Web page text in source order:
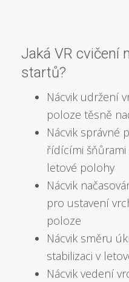
Jaká VR cvičení
startů?
Nácvik udržení
poloze těsně
Nácvik správné
řídícími
letové polohy
Nácvik
pro ustavení
poloze
Nácvik směru
stabilizaci v
Nácvik vedení